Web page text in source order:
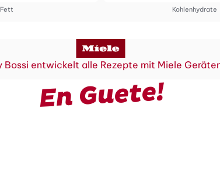
Fett Kohlenhydrate
Bossi entwickelt alle Rezepte mit Miele
En Guete!